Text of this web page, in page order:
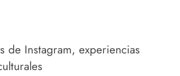
de Instagram, experiencias